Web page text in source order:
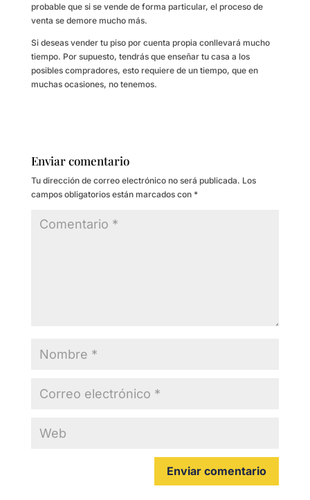
probable que si se vende de forma particular, el proceso de
venta se demore mucho más.
Si deseas vender tu piso por cuenta propia conllevará mucho
tiempo. Por supuesto, tendrás que enseñar tu casa a los
posibles compradores, esto requiere de un tiempo, que en
muchas ocasiones, no tenemos.
Enviar comentario
Tu dirección de correo electrónico no será publicada. Los
campos obligatorios están marcados con *